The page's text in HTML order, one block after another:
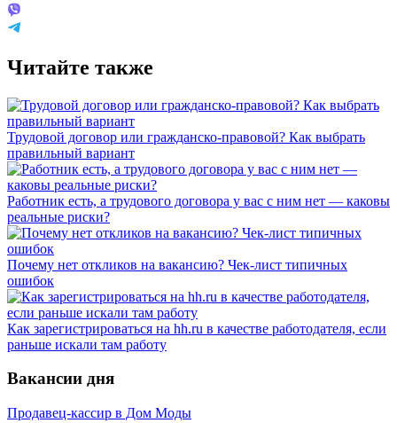
Читайте также
Трудовой договор или гражданско-правовой? Как выбрать
правильный вариант
Работник есть, а трудового договора у вас с ним нет — каковы
реальные риски?
Почему нет откликов на вакансию? Чек-лист типичных
ошибок
Как зарегистрироваться на hh.ru в качестве работодателя, если
раньше искали там работу
Вакансии дня
Продавец-кассир в Дом Моды